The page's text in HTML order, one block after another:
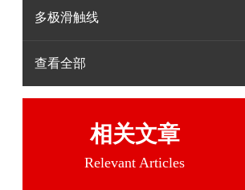
多极滑触线
查看全部
相关文章
Relevant Articles